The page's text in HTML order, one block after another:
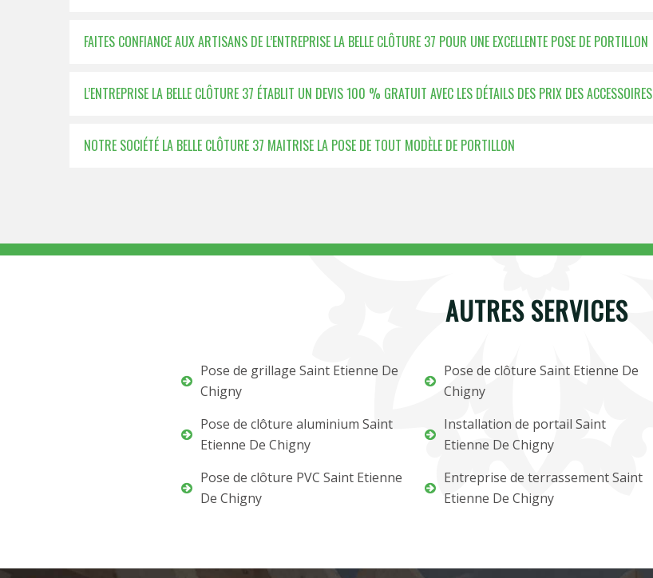
FAITES CONFIANCE AUX ARTISANS DE L’ENTREPRISE LA BELLE CLÔTURE 37 POUR UNE EXCELLENTE POSE DE PORTILLON
L’ENTREPRISE LA BELLE CLÔTURE 37 ÉTABLIT UN DEVIS 100 % GRATUIT AVEC LES DÉTAILS DES PRIX DES ACCESSOIRES
NOTRE SOCIÉTÉ LA BELLE CLÔTURE 37 MAITRISE LA POSE DE TOUT MODÈLE DE PORTILLON
AUTRES SERVICES
Pose de grillage Saint Etienne De
Chigny
Pose de clôture aluminium Saint
Etienne De Chigny
Pose de clôture PVC Saint Etienne
De Chigny
Pose de clôture Saint Etienne De
Chigny
Installation de portail Saint
Etienne De Chigny
Entreprise de terrassement Saint
Etienne De Chigny